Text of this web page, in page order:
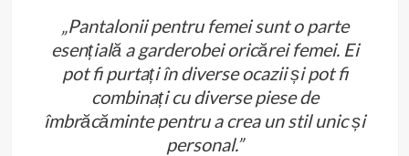
„Pantalonii pentru femei sunt o parte
esențială a garderobei oricărei femei. Ei
pot fi purtați în diverse ocazii și pot fi
combinați cu diverse piese de
îmbrăcăminte pentru a crea un stil unic și
personal.”